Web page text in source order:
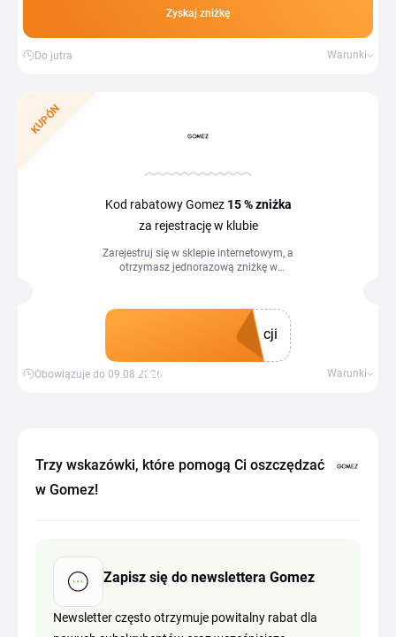
Zyskaj zniżkę
Do jutra Warunki
KUPÓN
Kod rabatowy Gomez 15 % zniżka
za rejestrację w klubie
Zarejestruj się w sklepie internetowym, a
otrzymasz jednorazową zniżkę w
Zdobądź kupon
cji
Obowiązuje do 09.08.2026 Warunki
Trzy wskazówki, które pomogą Ci oszczędzać
w Gomez!
Zapisz się do newslettera Gomez
Newsletter często otrzymuje powitalny rabat dla